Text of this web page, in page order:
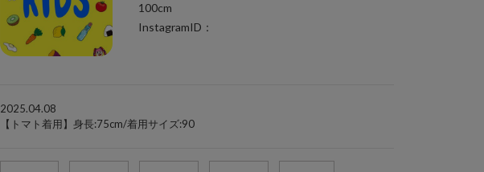
100cm
InstagramID：
2025.04.08
【トマト着用】身長:75cm/着用サイズ:90